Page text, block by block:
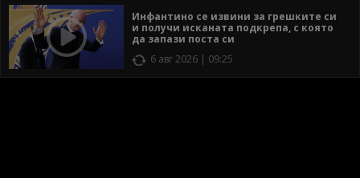
Инфантино се извини за грешките си
и получи исканата подкрепа, с която
да запази поста си
6 авг 2026 | 09:25